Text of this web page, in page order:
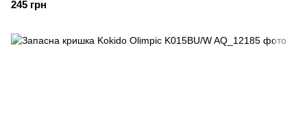
245 грн